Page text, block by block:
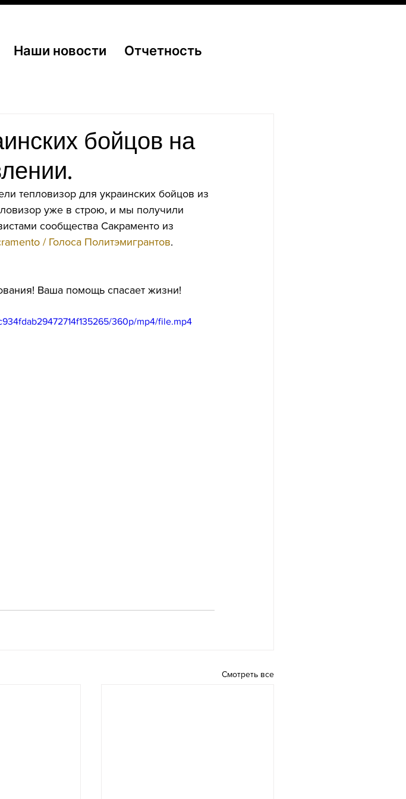
Наши новости Отчетность
бойцов на
тепловизор для украинских бойцов из
уже в строю, и мы получили
сообщества Сакраменто из
/ Голоса Политэмигрантов.
Ваша помощь спасает жизни!
360p/mp4/file.mp4
Смотреть все